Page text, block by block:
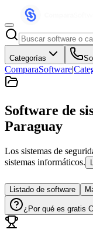
Categorías
ComparaSoftware|
Software de
Paraguay
Los sistemas de
sistemas informáticos.
Listado de software
¿Por qué es gratis